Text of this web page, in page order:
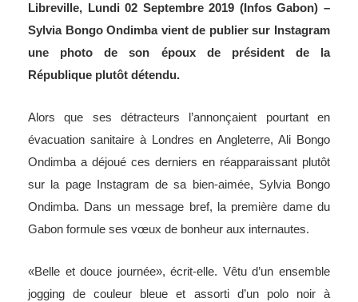
Libreville, Lundi 02 Septembre 2019 (Infos Gabon) –
Sylvia Bongo Ondimba vient de publier sur Instagram
une photo de son époux de président de la
République plutôt détendu.
Alors que ses détracteurs l’annonçaient pourtant en
évacuation sanitaire à Londres en Angleterre, Ali Bongo
Ondimba a déjoué ces derniers en réapparaissant plutôt
sur la page Instagram de sa bien-aimée, Sylvia Bongo
Ondimba. Dans un message bref, la première dame du
Gabon formule ses vœux de bonheur aux internautes.
«Belle et douce journée», écrit-elle. Vêtu d’un ensemble
jogging de couleur bleue et assorti d’un polo noir à